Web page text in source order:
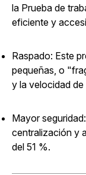
la Prueba de
eficiente y
Raspado: Este
pequeñas, o
y la velocidad
Mayor
centralización y
del 51 %.